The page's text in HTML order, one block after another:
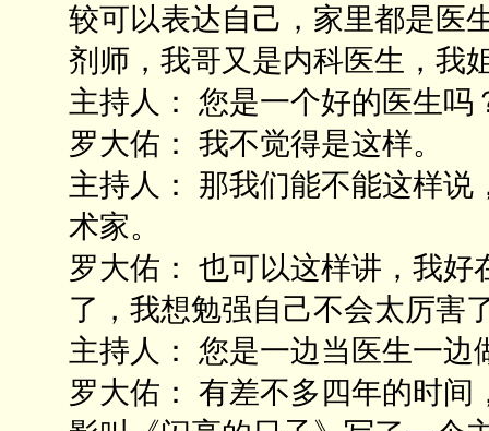
较可以表达自己，家里都是医
剂师，我哥又是内科医生，我
主持人： 您是一个好的医生吗
罗大佑： 我不觉得是这样。
主持人： 那我们能不能这样
术家。
罗大佑： 也可以这样讲，我
了，我想勉强自己不会太厉害
主持人： 您是一边当医生一
罗大佑： 有差不多四年的时